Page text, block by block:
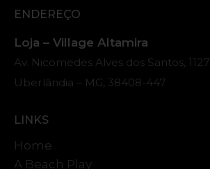
ENDEREÇO
Loja – Village Altamira
Av. Nicomedes Alves dos Santos, 1127
Uberlândia – MG, 38408-447
LINKS
Home
A Beach Play